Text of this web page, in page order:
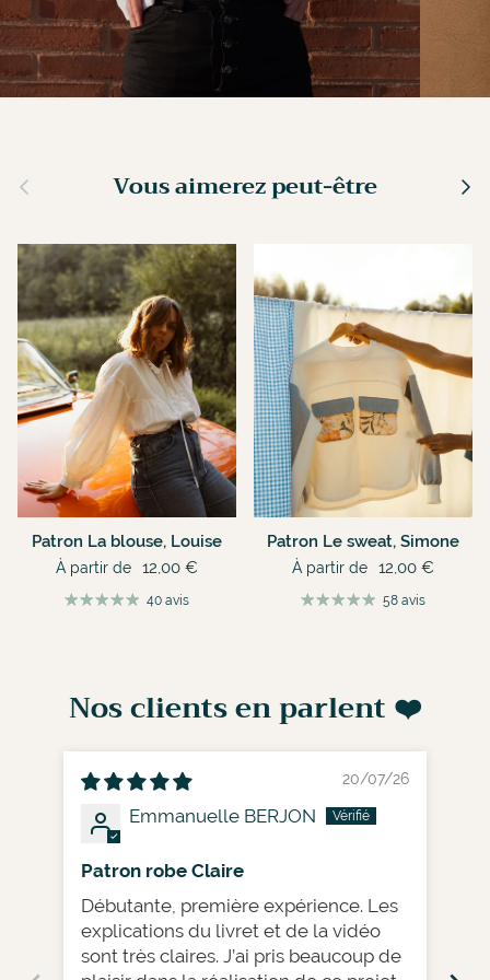
Précédent Vous aimerez peut-être
Patron La blouse, Louise
À partir de 12,00 €
40 avis
Patron Le sweat, Simone
À partir de 12,00 €
58 avis
Nos clients en parlent ❤️
20/07/26
Emmanuelle BERJON
Patron robe Claire
Débutante, première expérience. Les
explications du livret et de la vidéo
sont très claires. J’ai pris beaucoup de